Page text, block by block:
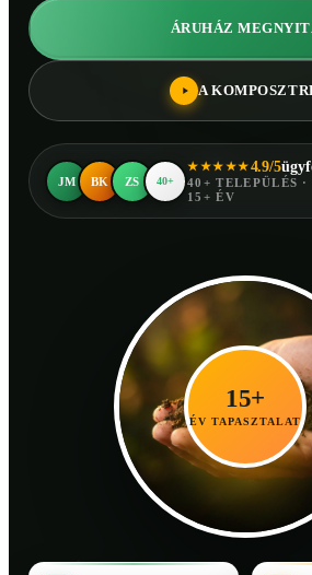
ÁRUHÁZ
A
JM BK ZS 40+
★★★★★4.9/5
40+ TELEPÜLÉS
15+ ÉV
15+
ÉV TAPASZTALAT